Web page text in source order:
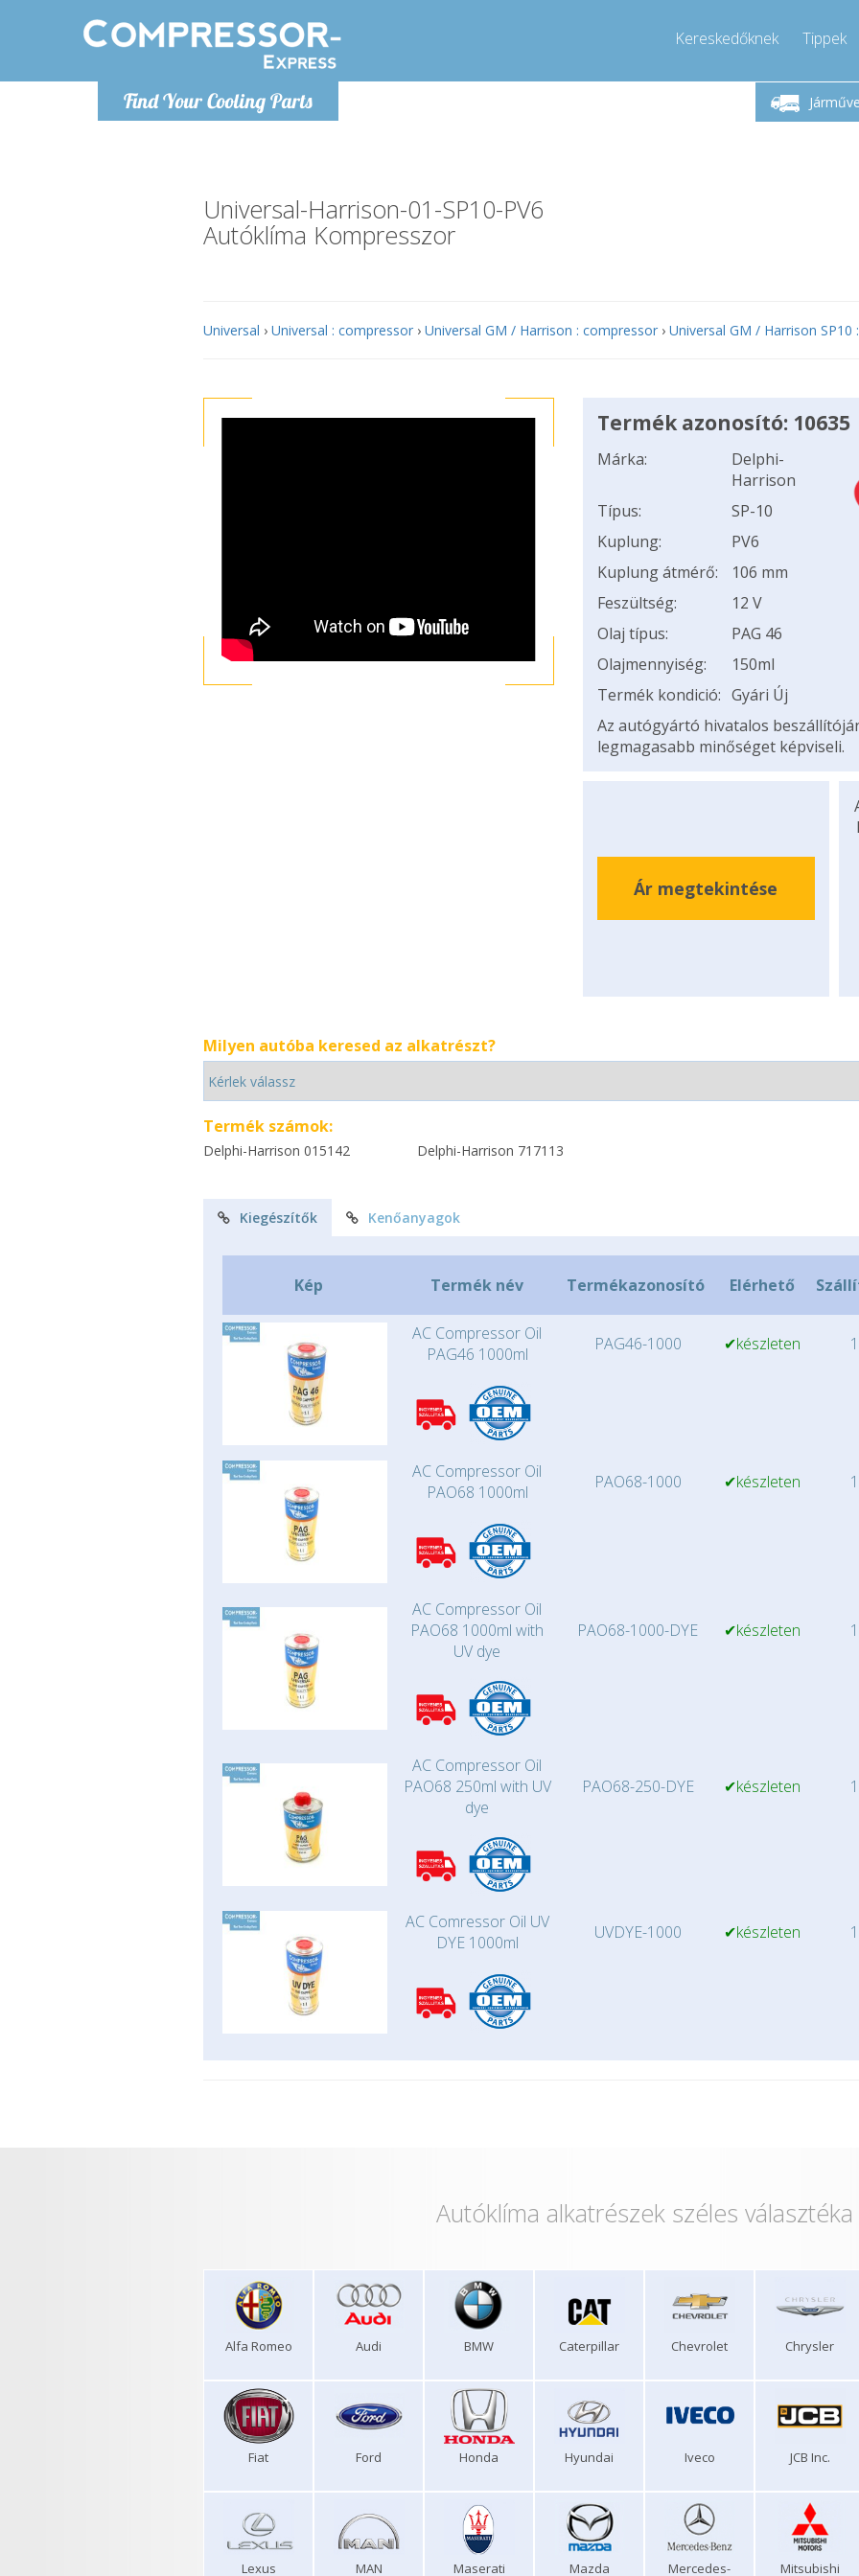
Find Your Cooling Parts
Kereskedőknek Tippek
Hétfő-Péntek 9-17
Hívjon!
Universal-Harrison-01-SP10-PV6
Autóklíma Kompresszor
Universal › Universal : compressor › Universal GM / Harrison : compressor › Universal GM / Harrison SP10
Termék azonosító: 10635
Márka:
Delphi-
Harrison
Típus:
SP-10
Kuplung:
PV6
Kuplung átmérő:
106 mm
Feszültség:
12 V
Olaj típus:
PAG 46
Olajmennyiség:
150ml
Termék kondició: Gyári Új
Az autógyártó hivatalos
legmagasabb minőséget képviseli.
Ár megtekintése
Milyen autóba keresed az alkatrészt?
Termék számok:
Delphi-Harrison 015142 Delphi-Harrison 717113
Kiegészítők Kenőanyagok
Kép Termék név Termékazonosító Elérhető
AC Compressor Oil
PAG46 1000ml
PAG46-1000 ✔készleten
AC Compressor Oil
PAO68 1000ml
PAO68-1000 ✔készleten
AC Compressor Oil
PAO68 1000ml with
UV dye
PAO68-1000-DYE ✔készleten
AC Compressor Oil
PAO68 250ml with UV
dye
PAO68-250-DYE ✔készleten
AC Comressor Oil UV
DYE 1000ml
UVDYE-1000 ✔készleten
Autóklíma alkatrészek széles választéka
Alfa Romeo Audi BMW Caterpillar Chevrolet Chrysler
Fiat Ford Honda Hyundai Iveco JCB Inc.
Lexus MAN Maserati Mazda Mercedes- Mitsubishi